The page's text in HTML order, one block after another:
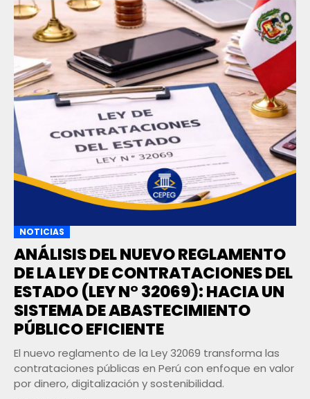
NOTICIAS
ANÁLISIS DEL NUEVO REGLAMENTO
DE LA LEY DE CONTRATACIONES DEL
ESTADO (LEY N° 32069): HACIA UN
SISTEMA DE ABASTECIMIENTO
PÚBLICO EFICIENTE
El nuevo reglamento de la Ley 32069 transforma las
contrataciones públicas en Perú con enfoque en valor
por dinero, digitalización y sostenibilidad.